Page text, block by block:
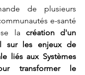
de plusieurs
e-santé
la création d'un
sur les enjeux de
liés aux Systèmes
transformer le